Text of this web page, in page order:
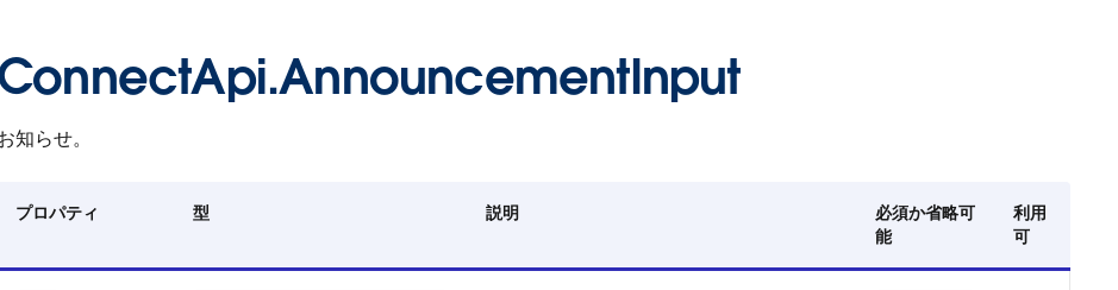
知らせ。
プロパティ 型 説明
必須か省略可
能
利用
可